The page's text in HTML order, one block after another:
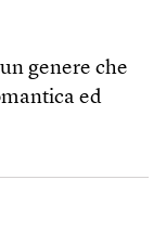
genere che
ed